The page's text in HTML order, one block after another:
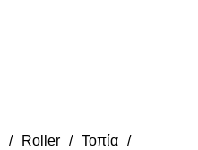
Roller Τοπία